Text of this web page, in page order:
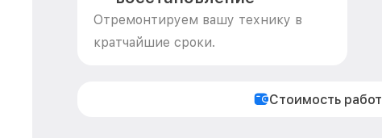
Отремонтируем вашу технику в
кратчайшие сроки.
Стоимость работ